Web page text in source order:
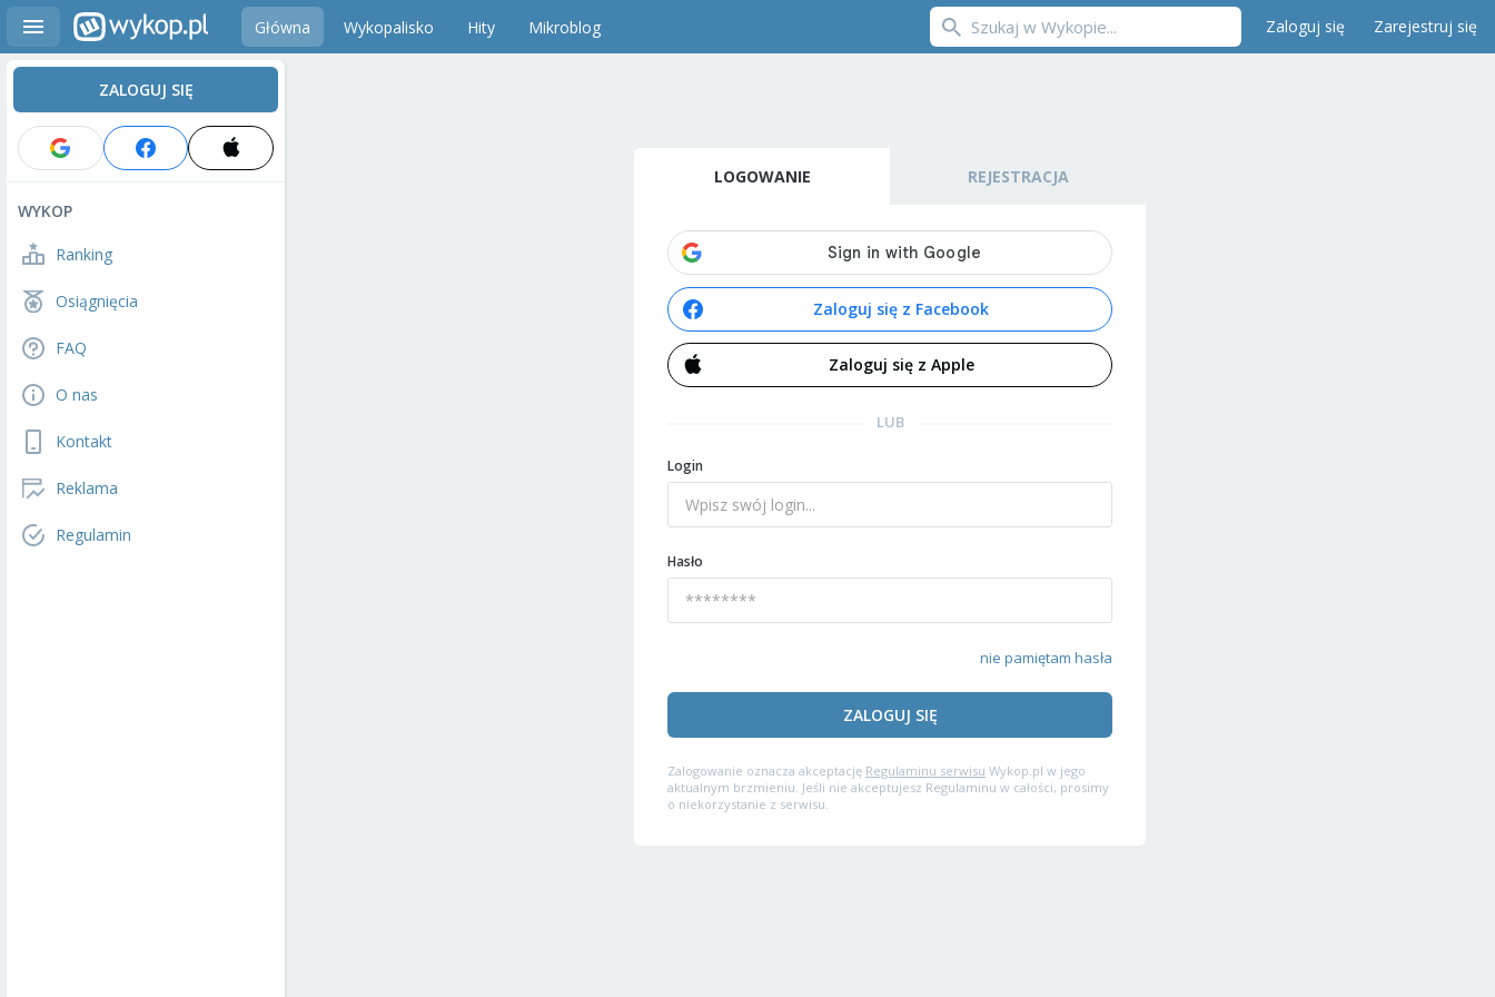
Główna Wykopalisko Hity Mikroblog Zaloguj się Zarejestruj się
ZALOGUJ SIĘ
WYKOP
Ranking
Osiągnięcia
FAQ
O nas
Kontakt
Reklama
Regulamin
LOGOWANIE REJESTRACJA
Zaloguj się z Facebook
Zaloguj się z Apple
LUB
Login
Hasło
nie pamiętam hasła
ZALOGUJ SIĘ
Zalogowanie oznacza akceptację Regulaminu serwisu Wykop.pl w jego
aktualnym brzmieniu. Jeśli nie akceptujesz Regulaminu w całości, prosimy
o niekorzystanie z serwisu.